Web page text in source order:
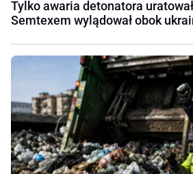
Tylko awaria detonatora
Semtexem wylądował obok